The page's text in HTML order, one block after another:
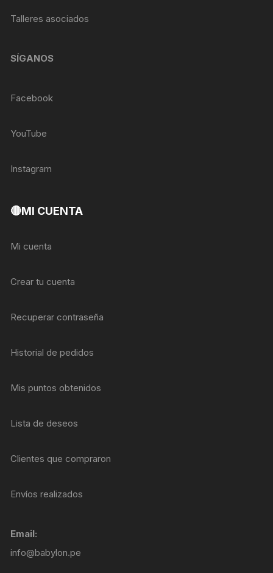
Talleres asociados
SÍGANOS
Facebook
YouTube
Instagram
🔴MI CUENTA
Mi cuenta
Crear tu cuenta
Recuperar contraseña
Historial de pedidos
Mis puntos obtenidos
Lista de deseos
Clientes que compraron
Envíos realizados
Email:
info@babylon.pe